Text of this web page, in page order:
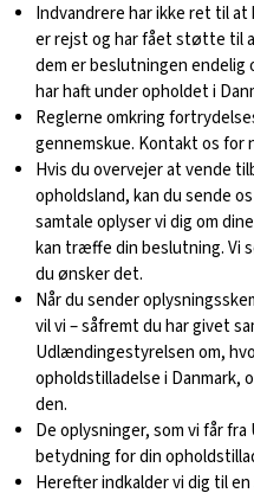
Indvandrere har ikke ret til at
er rejst og har fået støtte til
dem er beslutningen
har haft under opholdet i
Reglerne omkring
gennemskue. Kontakt os for
Hvis du overvejer at vende
opholdsland, kan du sende
samtale oplyser vi dig om
kan træffe din beslutning. Vi
du ønsker det.
Når du sender
vil vi – såfremt du har givet
Udlændingestyrelsen om,
opholdstilladelse i Danmark,
den.
De oplysninger, som vi får
betydning for din
Herefter indkalder vi dig til